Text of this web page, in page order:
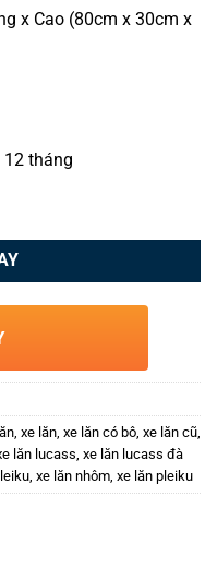
x Cao (80cm x 30cm x
12 tháng
xe lăn xe lăn có bô xe lăn cũ
lăn lucass xe lăn lucass đà
xe lăn nhôm xe lăn pleiku